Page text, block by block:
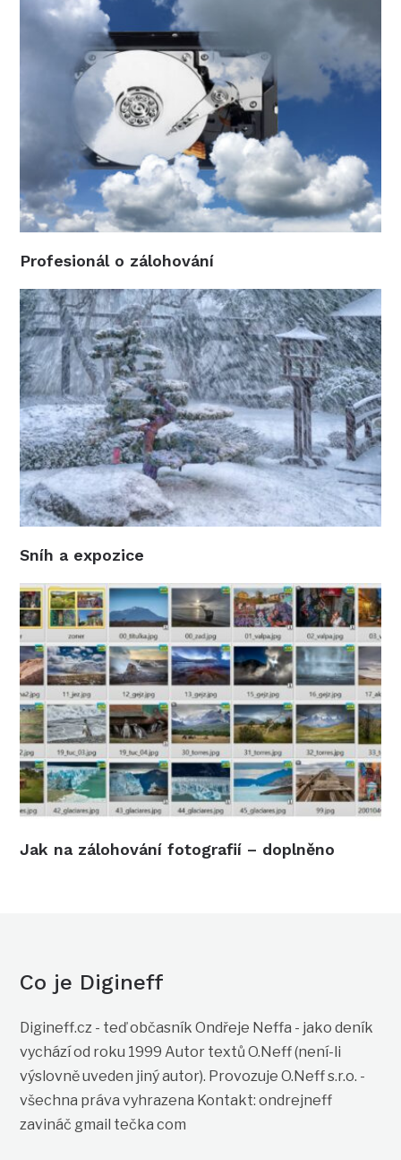
Profesionál o zálohování
Sníh a expozice
Jak na zálohování fotografií – doplněno
Co je Digineff
Digineff.cz - teď občasník Ondřeje Neffa - jako deník
vychází od roku 1999 Autor textů O.Neff (není-li
výslovně uveden jiný autor). Provozuje O.Neff s.r.o. -
všechna práva vyhrazena Kontakt: ondrejneff
zavináč gmail tečka com